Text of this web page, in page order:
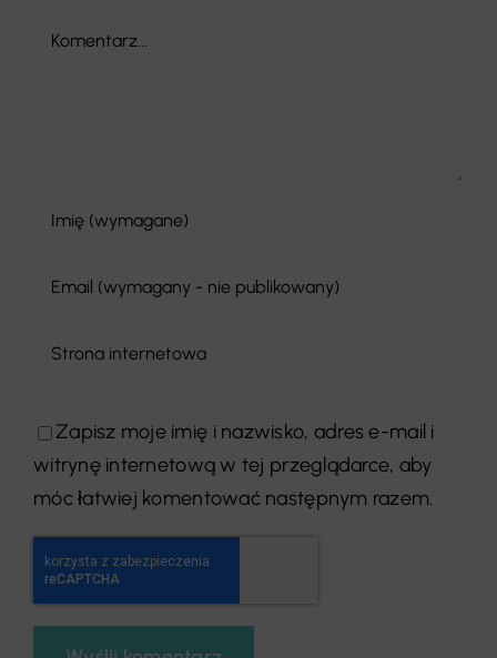
Comment
Zapisz moje imię i nazwisko, adres e-mail i
witrynę internetową w tej przeglądarce, aby
móc łatwiej komentować następnym razem.